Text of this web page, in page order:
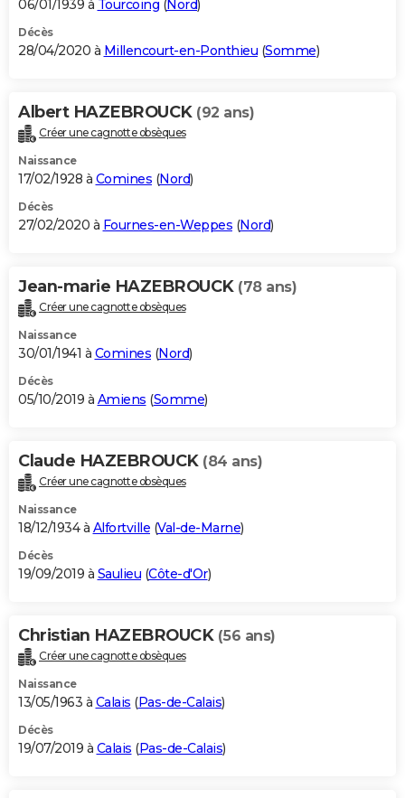
06/01/1939 à Tourcoing (Nord)
Décès
28/04/2020 à Millencourt-en-Ponthieu (Somme)
Albert HAZEBROUCK (92 ans)
Créer une cagnotte obsèques
Naissance
17/02/1928 à Comines (Nord)
Décès
27/02/2020 à Fournes-en-Weppes (Nord)
Jean-marie HAZEBROUCK (78 ans)
Créer une cagnotte obsèques
Naissance
30/01/1941 à Comines (Nord)
Décès
05/10/2019 à Amiens (Somme)
Claude HAZEBROUCK (84 ans)
Créer une cagnotte obsèques
Naissance
18/12/1934 à Alfortville (Val-de-Marne)
Décès
19/09/2019 à Saulieu (Côte-d'Or)
Christian HAZEBROUCK (56 ans)
Créer une cagnotte obsèques
Naissance
13/05/1963 à Calais (Pas-de-Calais)
Décès
19/07/2019 à Calais (Pas-de-Calais)